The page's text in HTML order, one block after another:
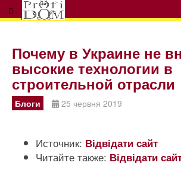
Почему в Украине не
высокие технологии в
строительной отрасли
Блоги 25 червня 2019
Источник: Відвідати сайт
Читайте также: Відвідати